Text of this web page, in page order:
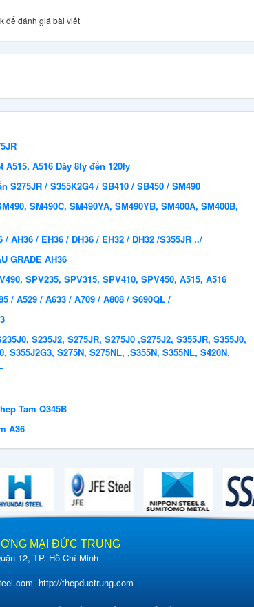
để đánh giá bài viết
A515, A516 Dày 8ly đến 120ly
S275JR / S355K2G4 / SB410 / SB450 / SM490
SM490C, SM490YA, SM490YB, SM400A, SM400B,
AH36 / EH36 / DH36 / EH32 / DH32 /S355JR ../
GRADE AH36
SPV235, SPV315, SPV410, SPV450, A515, A516
/ A529 / A633 / A709 / A808 / S690QL /
S235J2, S275JR, S275J0 ,S275J2, S355JR, S355J0,
S355J2G3, S275N, S275NL, ,S355N, S355NL, S420N,
Tam Q345B
A36
MẠI ĐỨC TRUNG
12, TP. Hồ Chí Minh
http://thepductrung.com